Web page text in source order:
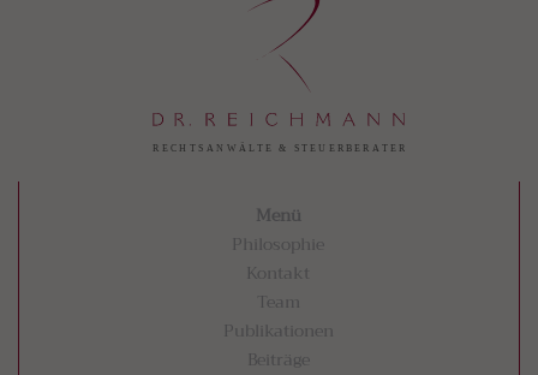
Menü
Philosophie
Kontakt
Team
Publikationen
Beiträge